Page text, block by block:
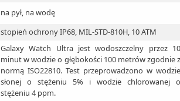
na pył, na wodę
stopień ochrony IP68, MIL-STD-810H, 10 ATM
Galaxy Watch Ultra jest wodoszczelny przez
minut w wodzie o głębokości 100 metrów zgodnie
normą ISO22810. Test przeprowadzono w
słonej o stężeniu 5% i wodzie chlorowanej
stężeniu 4 ppm.